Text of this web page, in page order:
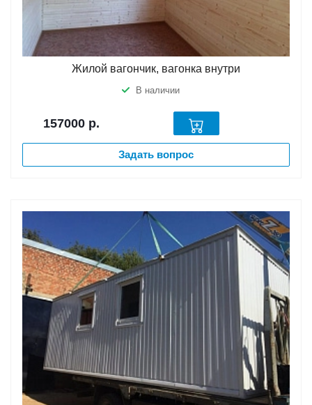
Жилой вагончик, вагонка внутри
В наличии
157000 р.
Задать вопрос